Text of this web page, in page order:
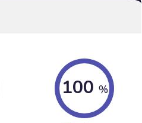
100 %